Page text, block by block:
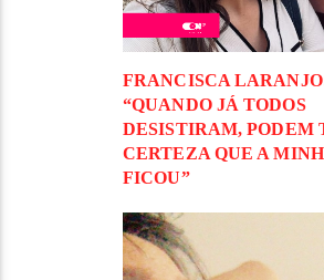
FRANCISCA
“QUANDO JÁ TODOS
DESISTIRAM, PODEM
CERTEZA QUE A
FICOU”